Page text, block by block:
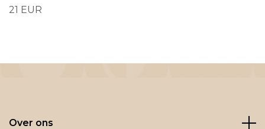
21 EUR
Over ons